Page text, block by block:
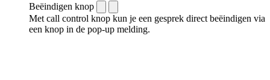
Beëindigen knop
Met call control knop kun je een gesprek direct beëindigen via
een knop in de pop-up melding.